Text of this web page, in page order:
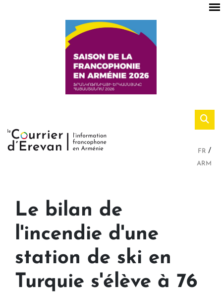
FR
ARM
Le bilan de
l'incendie d'une
station de ski en
Turquie s'élève à 76